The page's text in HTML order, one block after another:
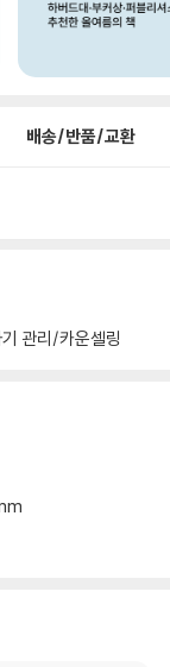
배송/반품/교환
관리/카운셀링